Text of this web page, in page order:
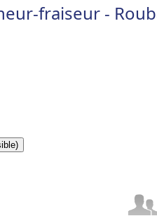
fraiseur -